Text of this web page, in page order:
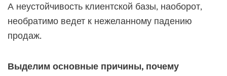
А неустойчивость клиентской базы, наоборот,
необратимо ведет к нежеланному падению
продаж.
Выделим основные причины, почему